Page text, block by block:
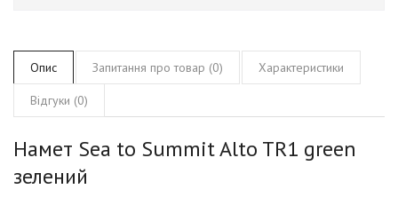
Опис Запитання про товар (0) Характеристики
Відгуки (0)
Намет Sea to Summit Alto TR1 green
зелений